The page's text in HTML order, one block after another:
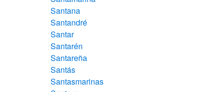
Santana
Santandré
Santar
Santarén
Santareña
Santás
Santasmarinas